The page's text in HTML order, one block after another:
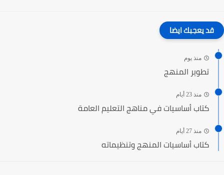
قد يعجبك ايضا
منذ يوم
تطوير المنهج
منذ 23 أيام
كتاب أساسيات في مناهج التعليم العامة
منذ 27 أيام
كتاب أساسيات المنهج وتنظيماته